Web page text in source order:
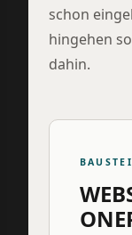
schon
hingehen
dahin.